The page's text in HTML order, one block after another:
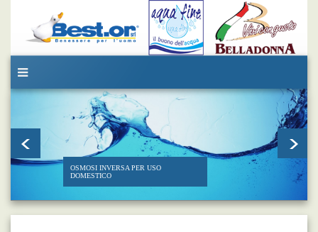
OSMOSI INVERSA PER USO
DOMESTICO